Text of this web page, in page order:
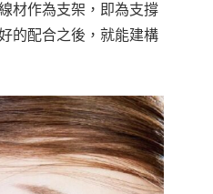
材作為支架，即為支撐
的配合之後，就能建構